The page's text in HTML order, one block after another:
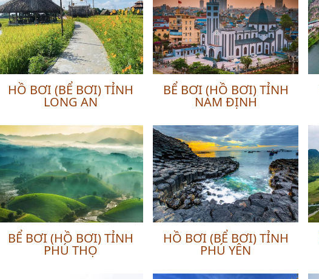
HỒ BƠI (BỂ BƠI) TỈNH
LONG AN
BỂ BƠI (HỒ BƠI) TỈNH
NAM ĐỊNH
BỂ BƠI (HỒ BƠI) TỈNH
PHÚ THỌ
HỒ BƠI (BỂ BƠI) TỈNH
PHÚ YÊN